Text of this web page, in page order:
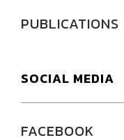
PUBLICATIONS
SOCIAL MEDIA
FACEBOOK